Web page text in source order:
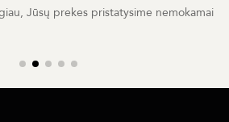
Jūsų prekes pristatysime nemokamai